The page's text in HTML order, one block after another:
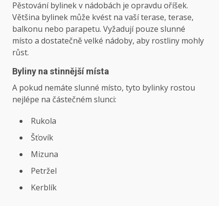
Pěstování bylinek v nádobách je opravdu oříšek.
Většina bylinek může kvést na vaší terase, terase,
balkonu nebo parapetu. Vyžadují pouze slunné
místo a dostatečně velké nádoby, aby rostliny mohly
růst.
Byliny na stinnější místa
A pokud nemáte slunné místo, tyto bylinky rostou
nejlépe na částečném slunci:
Rukola
Šťovík
Mizuna
Petržel
Kerblík